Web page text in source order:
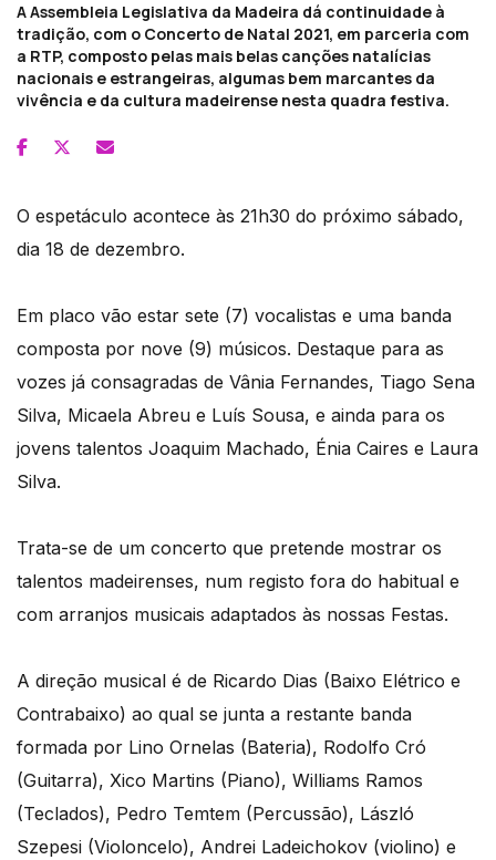
A Assembleia Legislativa da Madeira dá continuidade à
tradição, com o Concerto de Natal 2021, em parceria com
a RTP, composto pelas mais belas canções natalícias
nacionais e estrangeiras, algumas bem marcantes da
vivência e da cultura madeirense nesta quadra festiva.
O espetáculo acontece às 21h30 do próximo sábado,
dia 18 de dezembro.
Em placo vão estar sete (7) vocalistas e uma banda
composta por nove (9) músicos. Destaque para as
vozes já consagradas de Vânia Fernandes, Tiago Sena
Silva, Micaela Abreu e Luís Sousa, e ainda para os
jovens talentos Joaquim Machado, Énia Caires e Laura
Silva.
Trata-se de um concerto que pretende mostrar os
talentos madeirenses, num registo fora do habitual e
com arranjos musicais adaptados às nossas Festas.
A direção musical é de Ricardo Dias (Baixo Elétrico e
Contrabaixo) ao qual se junta a restante banda
formada por Lino Ornelas (Bateria), Rodolfo Cró
(Guitarra), Xico Martins (Piano), Williams Ramos
(Teclados), Pedro Temtem (Percussão), László
Szepesi (Violoncelo), Andrei Ladeichokov (violino) e